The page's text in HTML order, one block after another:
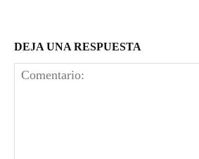
DEJA UNA RESPUESTA